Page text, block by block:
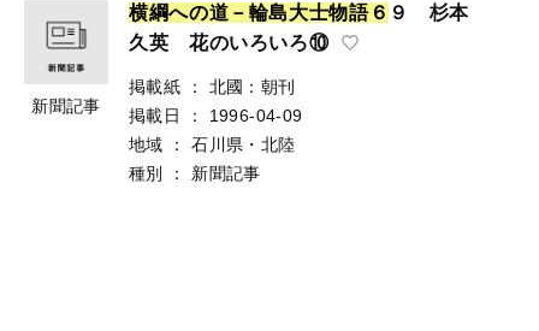
新聞記事
横綱への道 － 輪島大士物語６ ９ 杉本
久英 花のいろいろ⑩
掲載紙 ：
北國：朝刊
掲載日
：
1996-04-09
地域
：
石川県・北陸
種別
： 新聞記事